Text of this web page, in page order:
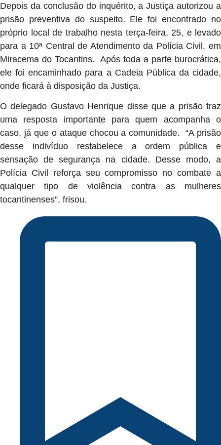
Depois da conclusão do inquérito, a Justiça autorizou a
prisão preventiva do suspeito. Ele foi encontrado no
próprio local de trabalho nesta terça-feira, 25, e levado
para a 10ª Central de Atendimento da Polícia Civil, em
Miracema do Tocantins. Após toda a parte burocrática,
ele foi encaminhado para a Cadeia Pública da cidade,
onde ficará à disposição da Justiça.
O delegado Gustavo Henrique disse que a prisão traz
uma resposta importante para quem acompanha o
caso, já que o ataque chocou a comunidade. “A prisão
desse indivíduo restabelece a ordem pública e
sensação de segurança na cidade. Desse modo, a
Polícia Civil reforça seu compromisso no combate a
qualquer tipo de violência contra as mulheres
tocantinenses”, frisou.